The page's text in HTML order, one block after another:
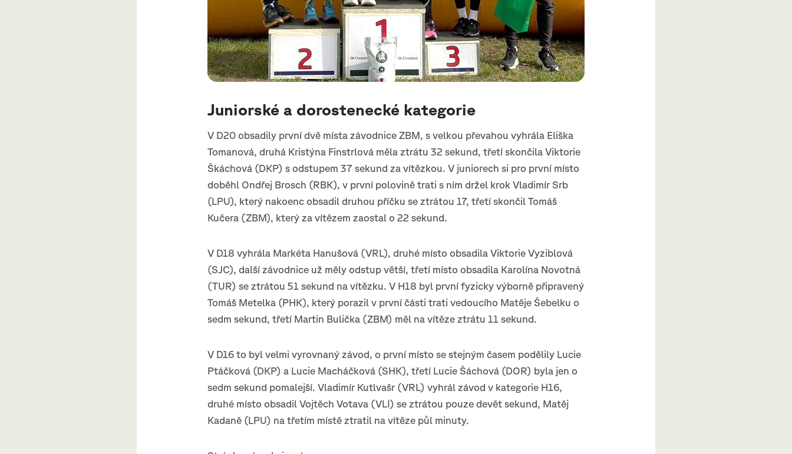
Juniorské a dorostenecké kategorie
V D20 obsadily první dvě místa závodnice ZBM, s velkou převahou vyhrála Eliška
Tomanová, druhá Kristýna Finstrlová měla ztrátu 32 sekund, třetí skončila Viktorie
Škáchová (DKP) s odstupem 37 sekund za vítězkou. V juniorech si pro první místo
doběhl Ondřej Brosch (RBK), v první polovině trati s ním držel krok Vladimír Srb
(LPU), který nakoenc obsadil druhou příčku se ztrátou 17, třetí skončil Tomáš
Kučera (ZBM), který za vítězem zaostal o 22 sekund.
V D18 vyhrála Markéta Hanušová (VRL), druhé místo obsadila Viktorie Vyziblová
(SJC), další závodnice už měly odstup větší, třetí místo obsadila Karolína Novotná
(TUR) se ztrátou 51 sekund na vítězku. V H18 byl první fyzicky výborně připravený
Tomáš Metelka (PHK), který porazil v první části trati vedoucího Matěje Šebelku o
sedm sekund, třetí Martin Bulička (ZBM) měl na vítěze ztrátu 11 sekund.
V D16 to byl velmi vyrovnaný závod, o první místo se stejným časem podělily Lucie
Ptáčková (DKP) a Lucie Macháčková (SHK), třetí Lucie Šáchová (DOR) byla jen o
sedm sekund pomalejší. Vladimír Kutlvašr (VRL) vyhrál závod v kategorie H16,
druhé místo obsadil Vojtěch Votava (VLI) se ztrátou pouze devět sekund, Matěj
Kadaně (LPU) na třetím místě ztratil na vítěze půl minuty.